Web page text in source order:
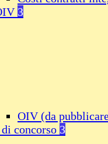
3
OIV (da
concorso 3